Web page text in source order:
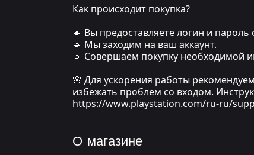
Как происходит покупка?
🔹 Вы предоставляете логин и пароль
🔹 Мы заходим на ваш аккаунт.
🔹 Совершаем покупку необходимой
🌸 Для ускорения работы
избежать проблем со входом.
https://www.playstation.com/ru-ru/
О магазине